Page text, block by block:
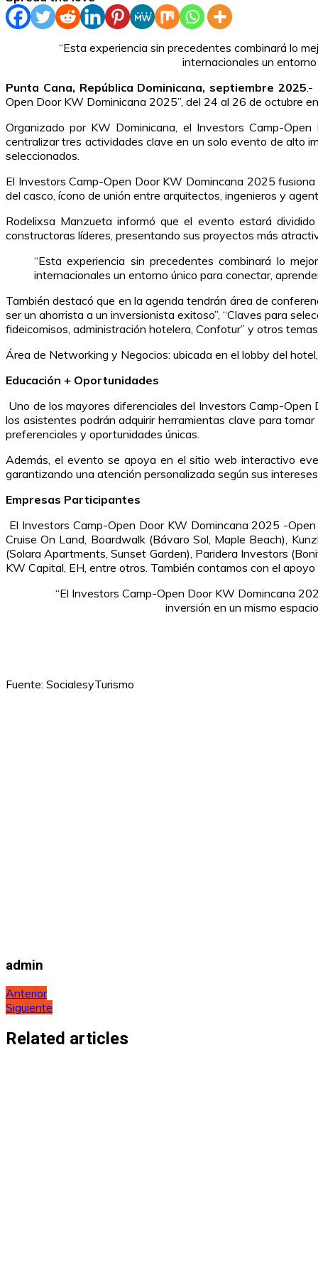
“Esta experiencia sin precedentes combinará lo
internacionales un
Punta Cana, República Dominicana, septiembre 2025
Open Door KW Dominicana 2025”, del 24 al 26 de octubre
Organizado por KW Dominicana, el Investors Camp-
centralizar tres actividades clave en un solo evento de alto
seleccionados.
El Investors Camp-Open Door KW Domincana 2025
del casco, ícono de unión entre arquitectos, ingenieros y
Rodelixsa Manzueta informó que el evento estará
constructoras líderes, presentando sus proyectos más
“Esta experiencia sin precedentes combinará lo
internacionales un entorno único para conectar,
También destacó que en la agenda tendrán área de
ser un ahorrista a un inversionista exitoso”, “Claves para
fideicomisos, administración hotelera, Confotur” y otros temas
Área de Networking y Negocios: ubicada en el lobby del
Educación + Oportunidades
Uno de los mayores diferenciales del Investors Camp-
los asistentes podrán adquirir herramientas clave para
preferenciales y oportunidades únicas.
Además, el evento se apoya en el sitio web interactivo
garantizando una atención personalizada según sus
Empresas Participantes
El Investors Camp-Open Door KW Domincana 2025 -
Cruise On Land, Boardwalk (Bávaro Sol, Maple Beach),
(Solara Apartments, Sunset Garden), Paridera Investors
KW Capital, EH, entre otros. También contamos con el apoyo
“El Investors Camp-Open Door KW Domincana
inversión en un mismo
Fuente: SocialesyTurismo
admin
Navegación
de
entradas
Anterior
Siguiente
Related articles